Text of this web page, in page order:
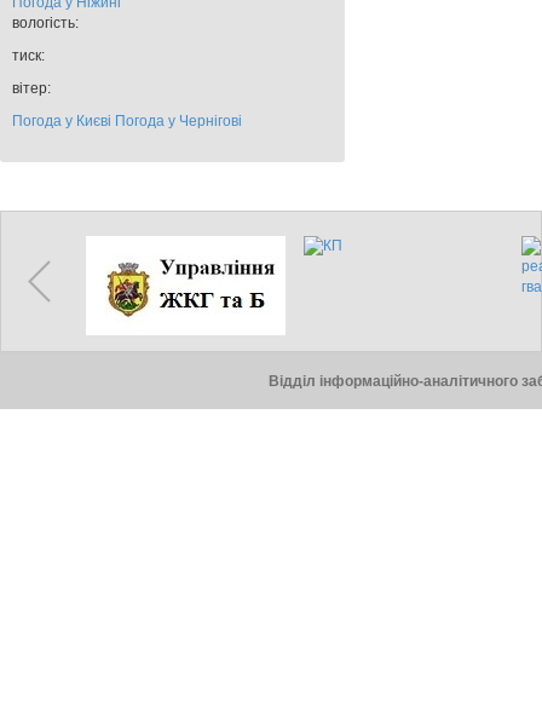
вологість:
тиск:
вітер:
Погода у Києві Погода у Чернігові
Відділ інформаційно-аналітичного